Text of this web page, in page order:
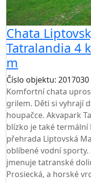
Chata
Tatralandia 4
m
Číslo objektu: 2017030
Komfortní chata
grilem. Děti si vyhrají
houpačce. Akvapark
blízko je také termální
přehrada Liptovská
oblíbené vodní
jmenuje tatranské
Prosiecká, a horské